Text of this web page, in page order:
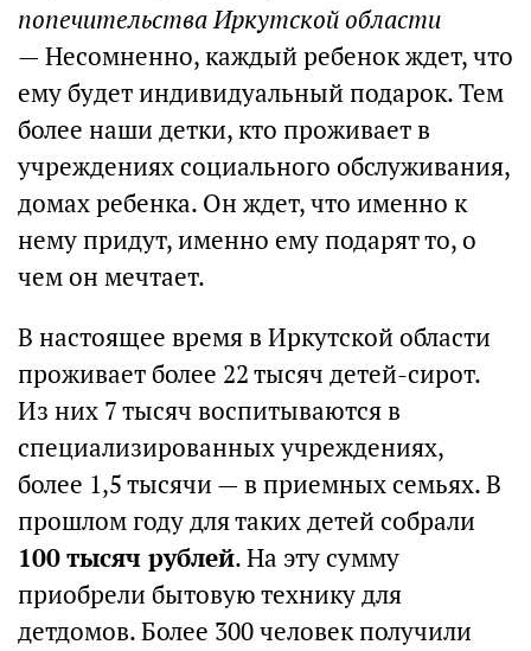
попечительства Иркутской области
— Несомненно, каждый ребенок ждет, что
ему будет индивидуальный подарок. Тем
более наши детки, кто проживает в
учреждениях социального обслуживания,
домах ребенка. Он ждет, что именно к
нему придут, именно ему подарят то, о
чем он мечтает.
В настоящее время в Иркутской области
проживает более 22 тысяч детей-сирот.
Из них 7 тысяч воспитываются в
специализированных учреждениях,
более 1,5 тысячи — в приемных семьях. В
прошлом году для таких детей собрали
100 тысяч рублей. На эту сумму
приобрели бытовую технику для
детдомов. Более 300 человек получили